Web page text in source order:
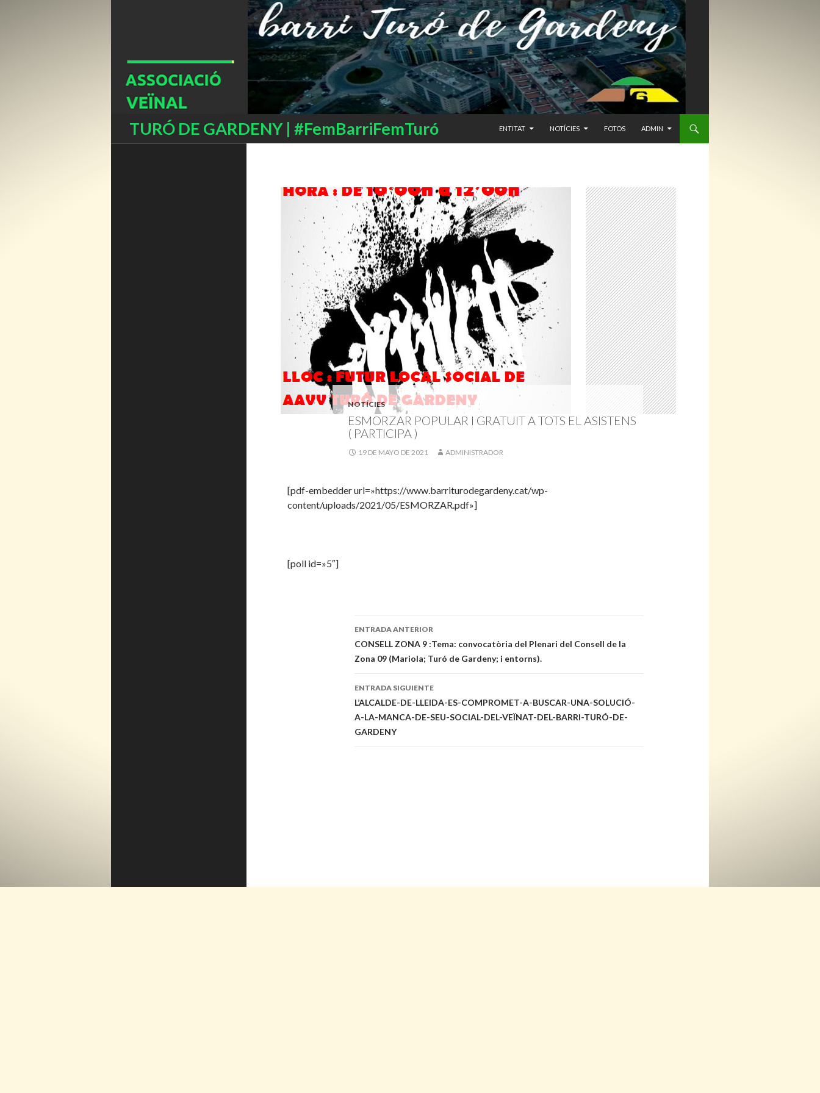
TURÓ DE GARDENY | #FemBarriFemTuró
Buscar
ENTITAT
NOTÍCIES FOTOS ADMIN
NOTÍCIES
ESMORZAR POPULAR I GRATUIT A TOTS EL ASISTENS
( PARTICIPA )
19 DE MAYO DE 2021 ADMINISTRADOR
[pdf-embedder url=»https://www.barriturodegardeny.cat/wp-
content/uploads/2021/05/ESMORZAR.pdf»]
[poll id=»5″]
Navegación
de
entradas
ENTRADA ANTERIOR
CONSELL ZONA 9 :Tema: convocatòria del Plenari del Consell de la
Zona 09 (Mariola; Turó de Gardeny; i entorns).
ENTRADA SIGUIENTE
L’ALCALDE-DE-LLEIDA-ES-COMPROMET-A-BUSCAR-UNA-SOLUCIÓ-
A-LA-MANCA-DE-SEU-SOCIAL-DEL-VEÏNAT-DEL-BARRI-TURÓ-DE-
GARDENY